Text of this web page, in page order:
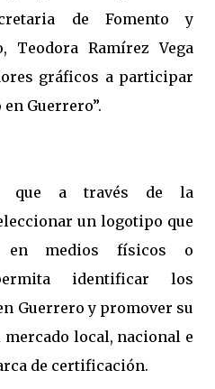
de Fomento y
Teodora Ramírez Vega
gráficos a participar
Guerrero”.
que a través de la
un logotipo que
en medios físicos o
identificar los
Guerrero y promover su
local, nacional e
de certificación.